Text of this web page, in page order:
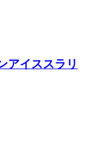
アイススラリ